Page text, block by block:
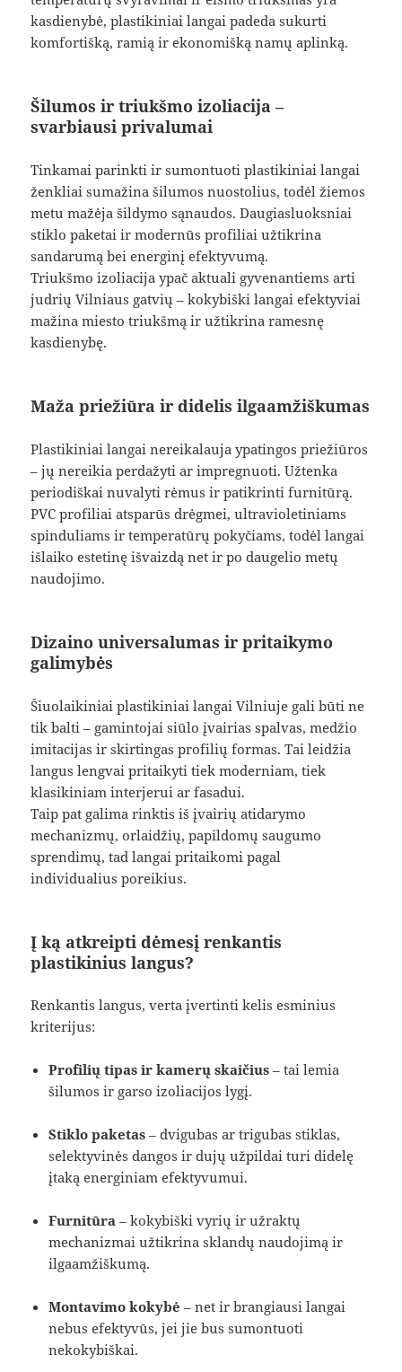
kasdienybė, plastikiniai langai padeda sukurti
komfortišką, ramią ir ekonomišką namų aplinką.
Šilumos ir triukšmo izoliacija –
svarbiausi privalumai
Tinkamai parinkti ir sumontuoti plastikiniai langai
ženkliai sumažina šilumos nuostolius, todėl žiemos
metu mažėja šildymo sąnaudos. Daugiasluoksniai
stiklo paketai ir modernūs profiliai užtikrina
sandarumą bei energinį efektyvumą.
Triukšmo izoliacija ypač aktuali gyvenantiems arti
judrių Vilniaus gatvių – kokybiški langai efektyviai
mažina miesto triukšmą ir užtikrina ramesnę
kasdienybę.
Maža priežiūra ir didelis ilgaamžiškumas
Plastikiniai langai nereikalauja ypatingos priežiūros
– jų nereikia perdažyti ar impregnuoti. Užtenka
periodiškai nuvalyti rėmus ir patikrinti furnitūrą.
PVC profiliai atsparūs drėgmei, ultravioletiniams
spinduliams ir temperatūrų pokyčiams, todėl langai
išlaiko estetinę išvaizdą net ir po daugelio metų
naudojimo.
Dizaino universalumas ir pritaikymo
galimybės
Šiuolaikiniai plastikiniai langai Vilniuje gali būti ne
tik balti – gamintojai siūlo įvairias spalvas, medžio
imitacijas ir skirtingas profilių formas. Tai leidžia
langus lengvai pritaikyti tiek moderniam, tiek
klasikiniam interjerui ar fasadui.
Taip pat galima rinktis iš įvairių atidarymo
mechanizmų, orlaidžių, papildomų saugumo
sprendimų, tad langai pritaikomi pagal
individualius poreikius.
Į ką atkreipti dėmesį renkantis
plastikinius langus?
Renkantis langus, verta įvertinti kelis esminius
kriterijus:
Profilių tipas ir kamerų skaičius – tai lemia
šilumos ir garso izoliacijos lygį.
Stiklo paketas – dvigubas ar trigubas stiklas,
selektyvinės dangos ir dujų užpildai turi didelę
įtaką energiniam efektyvumui.
Furnitūra – kokybiški vyrių ir užraktų
mechanizmai užtikrina sklandų naudojimą ir
ilgaamžiškumą.
Montavimo kokybė – net ir brangiausi langai
nebus efektyvūs, jei jie bus sumontuoti
nekokybiškai.